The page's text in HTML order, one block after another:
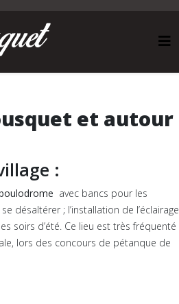
et autour
:
avec bancs pour les
désaltérer ; l’installation de l’éclairage
soirs d’été. Ce lieu est très fréquenté
lors des concours de pétanque de